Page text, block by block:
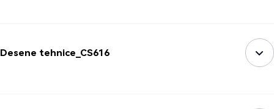
Desene tehnice_CS616